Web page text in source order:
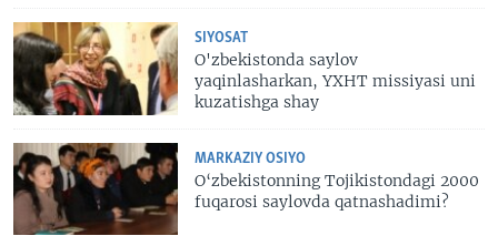
SIYOSAT
O'zbekistonda saylov
yaqinlasharkan, YXHT missiyasi uni
kuzatishga shay
MARKAZIY OSIYO
O‘zbekistonning Tojikistondagi 2000
fuqarosi saylovda qatnashadimi?